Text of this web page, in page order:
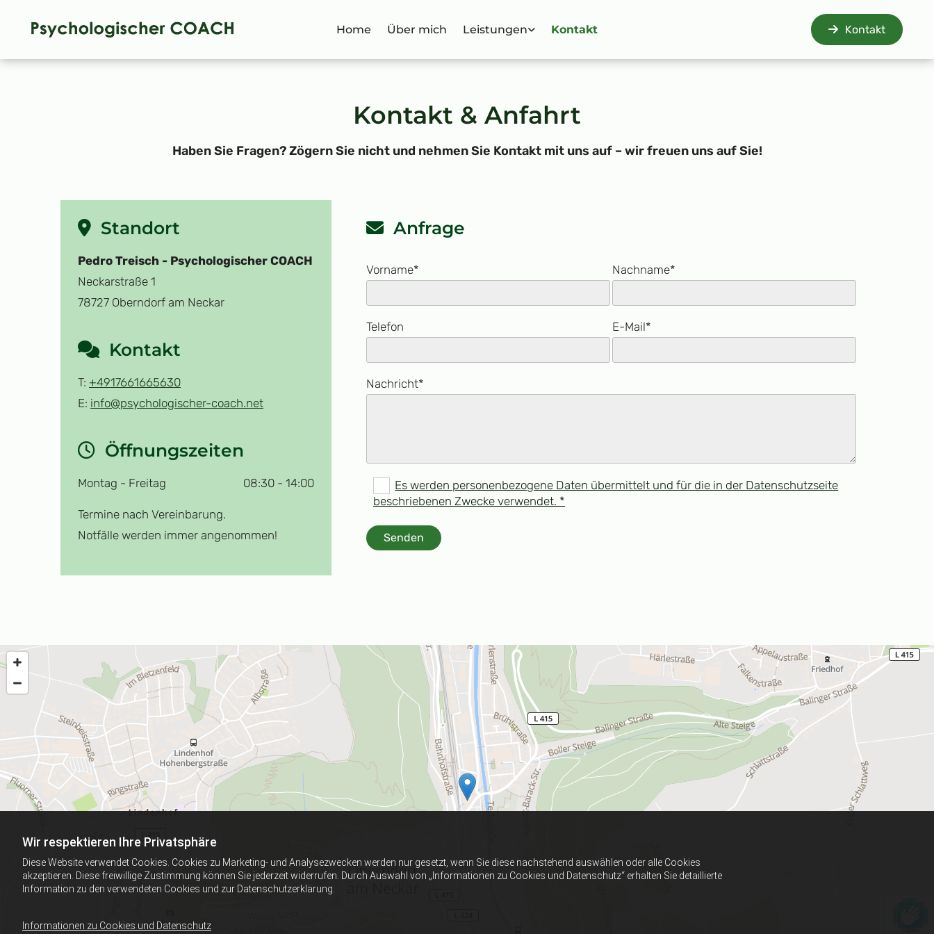
Wir respektieren Ihre Privatsphäre
Diese Website verwendet Cookies. Cookies zu Marketing- und Analysezwecken werden nur gesetzt, wenn Sie diese nachstehend auswählen oder alle Cookies
akzeptieren. Diese freiwillige Zustimmung können Sie jederzeit widerrufen. Durch Auswahl von „Informationen zu Cookies und Datenschutz“ erhalten Sie detaillierte
Information zu den verwendeten Cookies und zur Datenschutzerklärung.
Informationen zu Cookies und Datenschutz
Home Über mich Leistungen Kontakt Kontakt
Kontakt & Anfahrt
Haben Sie Fragen? Zögern Sie nicht und nehmen Sie Kontakt mit uns auf – wir freuen uns auf Sie!
 Standort
Pedro Treisch - Psychologischer COACH
Neckarstraße 1
78727 Oberndorf am Neckar
Kontakt
T: +4917661665630
E: info@psychologischer-coach.net
 Öffnungszeiten
Montag - Freitag 08:30 - 14:00
Termine nach Vereinbarung.
Notfälle werden immer angenommen!
Anfrage
Vorname* Nachname*
Telefon E-Mail*
Nachricht*
Es werden personenbezogene Daten übermittelt und für die in der Datenschutzseite
beschriebenen Zwecke verwendet. *